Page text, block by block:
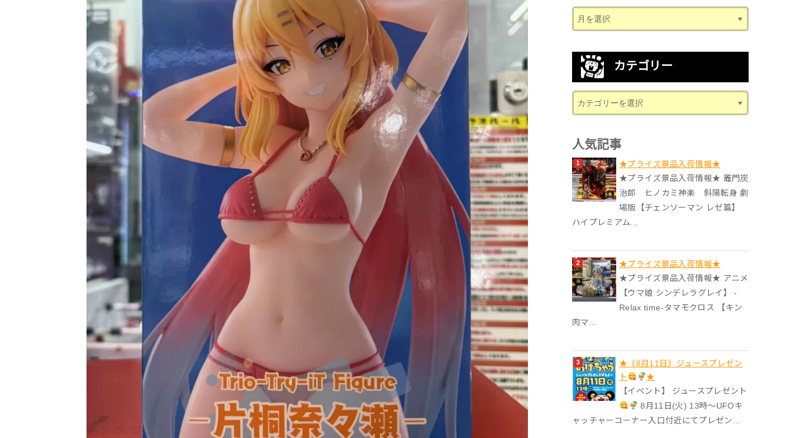
カテゴリー
人気記事
★プライズ景品入荷情報★
★プライズ景品入荷情報★ 竈門炭
治郎 ヒノカミ神楽 斜陽転身 劇
場版【チェンソーマン レゼ篇】
ハイプレミアム...
★プライズ景品入荷情報★
★プライズ景品入荷情報★ アニメ
【ウマ娘 シンデレラグレイ】 -
Relax time-タマモクロス 【キン
肉マ...
★《8月11日》ジュースプレゼン
ト
★
【イベント】 ジュースプレゼント
8月11日(火) 13時〜UFOキ
ャッチャーコーナー入口付近にてプレゼン...